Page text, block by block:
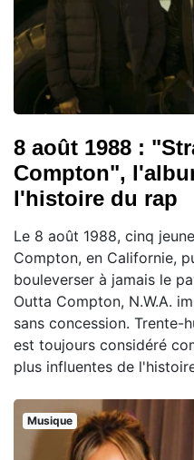
8 août 1988 :
Compton",
l'histoire du rap
Le 8 août 1988, cinq
Compton, en Californie,
bouleverser à jamais le
Outta Compton, N.W.A.
sans concession. Trente-
est toujours considéré
plus influentes de
Musique